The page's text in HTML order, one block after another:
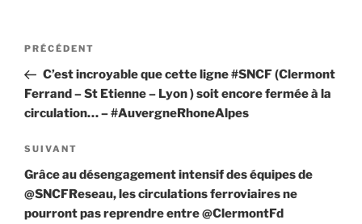
Navigation
l’article
Article
précédent
PRÉCÉDENT
C’est incroyable que cette ligne #SNCF (Clermont
Ferrand – St Etienne – Lyon ) soit encore fermée à la
circulation… – #AuvergneRhoneAlpes
Article
suivant
SUIVANT
Grâce au désengagement intensif des équipes de
@SNCFReseau, les circulations ferroviaires ne
pourront pas reprendre entre @ClermontFd